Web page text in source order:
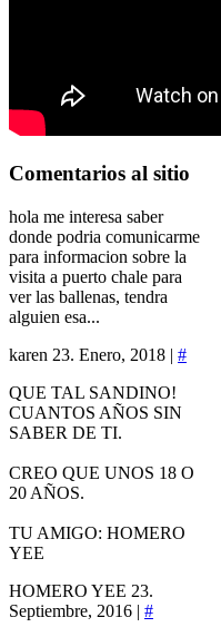
Comentarios al sitio
hola me interesa saber
donde podria comunicarme
para informacion sobre la
visita a puerto chale para
ver las ballenas, tendra
alguien esa...
karen 23. Enero, 2018 | #
QUE TAL SANDINO!
CUANTOS AÑOS SIN
SABER DE TI.
CREO QUE UNOS 18 O
20 AÑOS.
TU AMIGO: HOMERO
YEE
HOMERO YEE 23.
Septiembre, 2016 | #